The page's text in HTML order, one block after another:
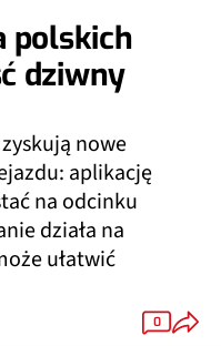
polskich
dziwny
nowe
aplikację
na odcinku
działa na
ułatwić
0